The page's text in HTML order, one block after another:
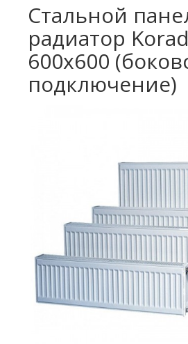
Стальной
радиатор
600х600
подключение)